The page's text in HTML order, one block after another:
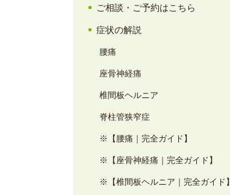
ご相談・ご予約はこちら
症状の解説
腰痛
座骨神経痛
椎間板ヘルニア
脊柱管狭窄症
※【腰痛｜完全ガイド】
※【座骨神経痛｜完全ガイド】
※【椎間板ヘルニア｜完全ガイド】